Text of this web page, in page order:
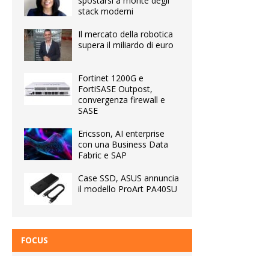
stack moderni
Il mercato della robotica
supera il miliardo di euro
Fortinet 1200G e
FortiSASE Outpost,
convergenza firewall e
SASE
Ericsson, AI enterprise
con una Business Data
Fabric e SAP
Case SSD, ASUS annuncia
il modello ProArt PA40SU
FOCUS